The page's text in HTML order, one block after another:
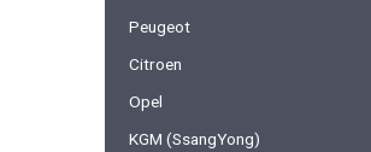
Peugeot
Citroen
Opel
KGM (SsangYong)